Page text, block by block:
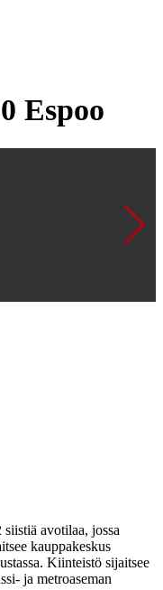
Espoo
avotilaa, jossa
kauppakeskus
Kiinteistö sijaitsee
ja metroaseman